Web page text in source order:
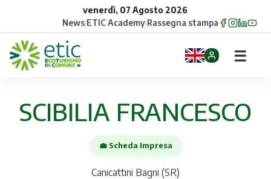
venerdì, 07 Agosto 2026
News|ETIC Academy|Rassegna stampa
Opportunità
☰
SCIBILIA FRANCESCO
💼 Scheda Impresa
Canicattini Bagni (SR)